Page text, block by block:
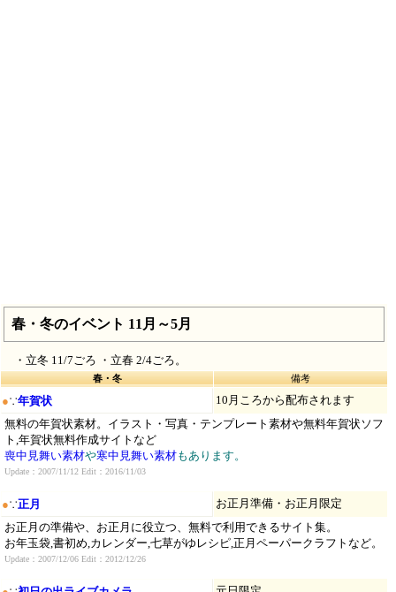
春・冬のイベント 11月～5月
・立冬 11/7ごろ ・立春 2/4ごろ。
春・冬 備考
●∵年賀状
10月ころから配布されます
無料の年賀状素材。イラスト・写真・テンプレート素材や無料年賀状ソフ
ト,年賀状無料作成サイトなど
喪中見舞い素材や寒中見舞い素材もあります。
Update：2007/11/12 Edit：2016/11/03
●∵正月
お正月準備・お正月限定
お正月の準備や、お正月に役立つ、無料で利用できるサイト集。
お年玉袋,書初め,カレンダー,七草がゆレシピ,正月ペーパークラフトなど。
Update：2007/12/06 Edit：2012/12/26